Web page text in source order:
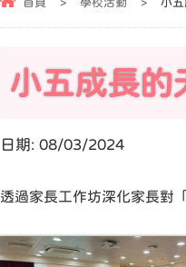
小五成長的
日期: 08/03/2024
透過家長工作坊深化家長對